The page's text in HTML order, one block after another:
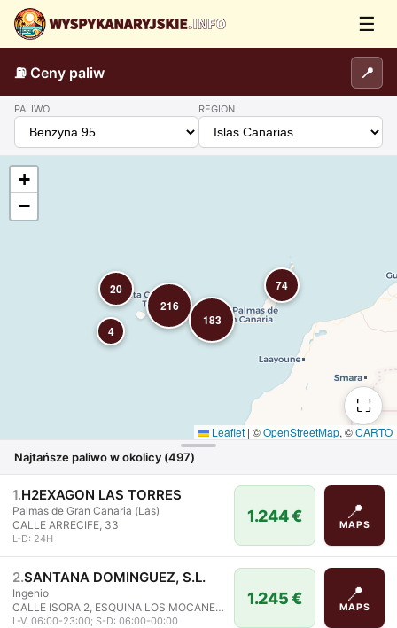
☰
⛽ Ceny paliw 📍
PALIWO REGION
4
20
216
74
183
+
−
Leaflet | ©OpenStreetMap, ©CARTO
⛶
Najtańsze paliwo w okolicy (497)
1.H2EXAGON LAS TORRES
Palmas de Gran Canaria (Las)
CALLE ARRECIFE, 33
L-D: 24H
1.244 € 📍
MAPS
2.SANTANA DOMINGUEZ, S.L.
Ingenio
CALLE ISORA 2, ESQUINA LOS MOCANES 10, 2
L-V: 06:00-23:00; S-D: 06:00-00:00
1.245 € 📍
MAPS